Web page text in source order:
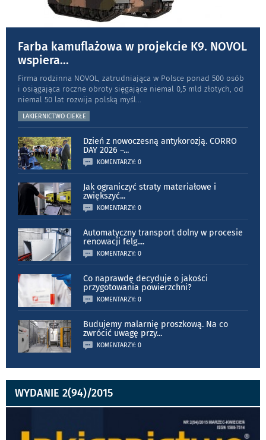
Farba kamuflażowa w projekcie K9. NOVOL
wspiera...
Firma rodzinna NOVOL, zatrudniająca w Polsce ponad 500 osób
i osiągająca roczne obroty sięgające niemal 0,5 mld złotych, od
niemal 50 lat rozwija polską myśl...
LAKIERNICTWO CIEKŁE
Dzień z nowoczesną antykorozją. CORRO
DAY 2026 –...
KOMENTARZY: 0
Jak ograniczyć straty materiałowe i
zwiększyć...
KOMENTARZY: 0
Automatyczny transport dolny w procesie
renowacji felg....
KOMENTARZY: 0
Co naprawdę decyduje o jakości
przygotowania powierzchni?
KOMENTARZY: 0
Budujemy malarnię proszkową. Na co
zwrócić uwagę przy...
KOMENTARZY: 0
WYDANIE 2(94)/2015